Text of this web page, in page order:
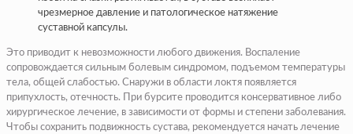
чрезмерное давление и патологическое натяжение
суставной капсулы.
Это приводит к невозможности любого движения. Воспаление
сопровождается сильным болевым синдромом, подъемом температуры
тела, общей слабостью. Снаружи в области локтя появляется
припухлость, отечность. При бурсите проводится консервативное либо
хирургическое лечение, в зависимости от формы и степени заболевания.
Чтобы сохранить подвижность сустава, рекомендуется начать лечение